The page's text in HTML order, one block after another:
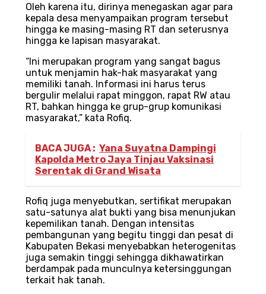
Oleh karena itu, dirinya menegaskan agar para
kepala desa menyampaikan program tersebut
hingga ke masing-masing RT dan seterusnya
hingga ke lapisan masyarakat.
“Ini merupakan program yang sangat bagus
untuk menjamin hak-hak masyarakat yang
memiliki tanah. Informasi ini harus terus
bergulir melalui rapat minggon, rapat RW atau
RT, bahkan hingga ke grup-grup komunikasi
masyarakat,” kata Rofiq.
BACA JUGA : Yana Suyatna Dampingi
Kapolda Metro Jaya Tinjau Vaksinasi
Serentak di Grand Wisata
Rofiq juga menyebutkan, sertifikat merupakan
satu-satunya alat bukti yang bisa menunjukan
kepemilikan tanah. Dengan intensitas
pembangunan yang begitu tinggi dan pesat di
Kabupaten Bekasi menyebabkan heterogenitas
juga semakin tinggi sehingga dikhawatirkan
berdampak pada munculnya ketersinggungan
terkait hak tanah.